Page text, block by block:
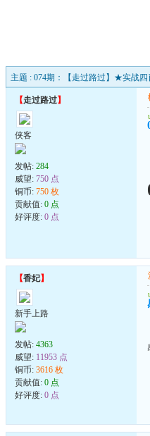
主题 : 074期：【走过路过】★实战
【走过路过】
侠客
发帖: 284
威望: 750 点
铜币: 750 枚
贡献值: 0 点
好评度: 0 点
【香妃】
新手上路
发帖: 4363
威望: 11953 点
铜币: 3616 枚
贡献值: 0 点
好评度: 0 点